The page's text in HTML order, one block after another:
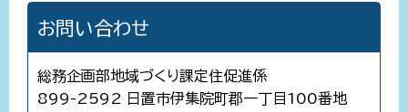
お問い合わせ
総務企画部地域づくり課定住促進係
899-2592 日置市伊集院町郡一丁目100番地